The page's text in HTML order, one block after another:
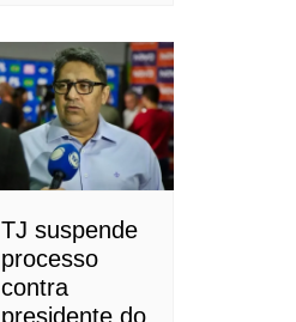
TJ suspende
processo
contra
presidente do